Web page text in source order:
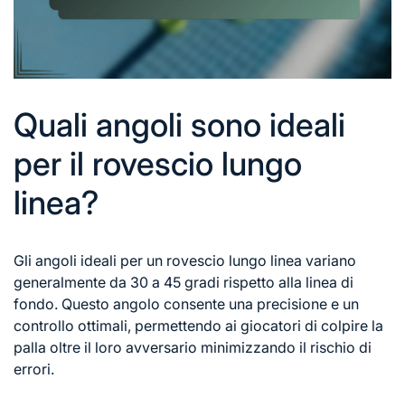
Quali angoli sono ideali
per il rovescio lungo
linea?
Gli angoli ideali per un rovescio lungo linea variano
generalmente da 30 a 45 gradi rispetto alla linea di
fondo. Questo angolo consente una precisione e un
controllo ottimali, permettendo ai giocatori di colpire la
palla oltre il loro avversario minimizzando il rischio di
errori.